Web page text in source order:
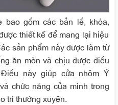
bao gồm các bản lề, khóa,
thiết kế để mang lại hiệu
sản phẩm này được làm từ
ăn mòn và chịu được điều
này giúp cửa nhôm Ý
chức năng của mình trong
trì thường xuyên.